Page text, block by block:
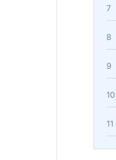
7
8
9
10
11